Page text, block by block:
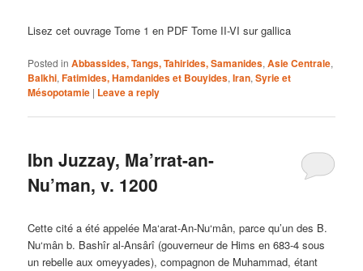
Lisez cet ouvrage Tome 1 en PDF Tome II-VI sur gallica
Posted in Abbassides, Tangs, Tahirides, Samanides,Asie Centrale,
Balkhi,Fatimides, Hamdanides et Bouyides,Iran,Syrie et
Mésopotamie | Leave a reply
Ibn Juzzay, Ma’rrat-an-
Nu’man, v. 1200
Cette cité a été appelée Ma‘arat-An-Nu‘mân, parce qu’un des B.
Nu‘mân b. Bashîr al-Ansârî (gouverneur de Hims en 683-4 sous
un rebelle aux omeyyades), compagnon de Muhammad, étant